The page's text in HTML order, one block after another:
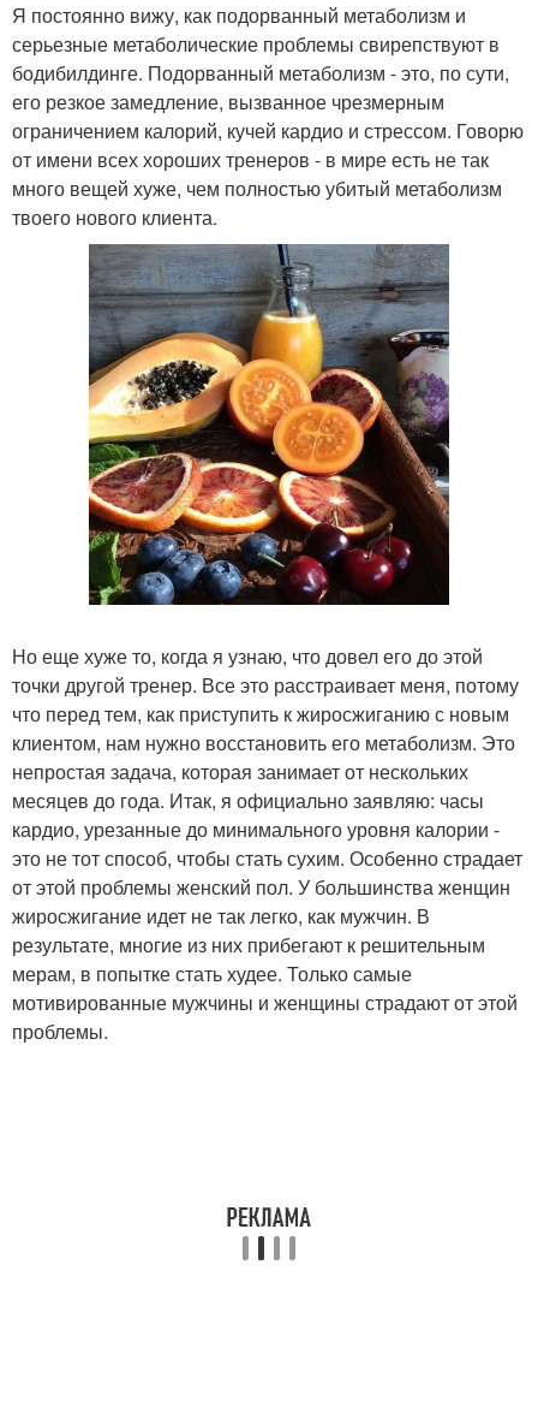
Я постоянно вижу, как подорванный метаболизм и
серьезные метаболические проблемы свирепствуют в
бодибилдинге. Подорванный метаболизм - это, по сути,
его резкое замедление, вызванное чрезмерным
ограничением калорий, кучей кардио и стрессом. Говорю
от имени всех хороших тренеров - в мире есть не так
много вещей хуже, чем полностью убитый метаболизм
твоего нового клиента.
Но еще хуже то, когда я узнаю, что довел его до этой
точки другой тренер. Все это расстраивает меня, потому
что перед тем, как приступить к жиросжиганию с новым
клиентом, нам нужно восстановить его метаболизм. Это
непростая задача, которая занимает от нескольких
месяцев до года. Итак, я официально заявляю: часы
кардио, урезанные до минимального уровня калории -
это не тот способ, чтобы стать сухим. Особенно страдает
от этой проблемы женский пол. У большинства женщин
жиросжигание идет не так легко, как мужчин. В
результате, многие из них прибегают к решительным
мерам, в попытке стать худее. Только самые
мотивированные мужчины и женщины страдают от этой
проблемы.